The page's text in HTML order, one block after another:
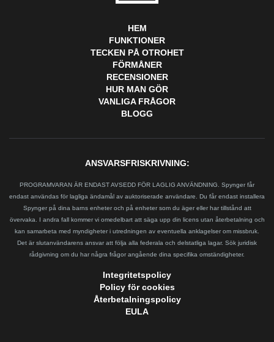
HEM
FUNKTIONER
TECKEN PÅ OTROHET
FÖRMÅNER
RECENSIONER
HUR MAN GÖR
VANLIGA FRÅGOR
BLOGG
ANSVARSFRISKRIVNING:
PROGRAMVARAN ÄR ENDAST AVSEDD FÖR LAGLIG ANVÄNDNING. Spynger får
endast användas för lagliga ändamål av auktoriserade användare. Du får endast installera
Spynger på dina barns enheter och på enheter som du äger eller har tillstånd att
övervaka. I andra fall kommer vi omedelbart att säga upp din licens utan återbetalning och
kan samarbeta med myndigheter i utredningen av eventuella anklagelser om missbruk.
Det är slutanvändarens ansvar att följa alla federala och delstatliga lagar. Sök juridisk
rådgivning om du har några frågor angående dina specifika omständigheter.
Integritetspolicy
Policy för cookies
Återbetalningspolicy
EULA